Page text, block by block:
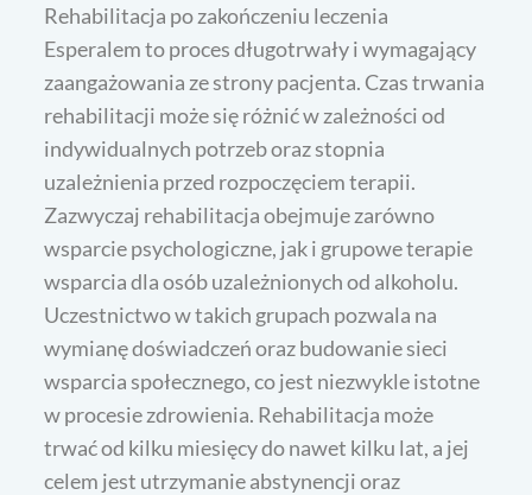
Rehabilitacja po zakończeniu leczenia
Esperalem to proces długotrwały i wymagający
zaangażowania ze strony pacjenta. Czas trwania
rehabilitacji może się różnić w zależności od
indywidualnych potrzeb oraz stopnia
uzależnienia przed rozpoczęciem terapii.
Zazwyczaj rehabilitacja obejmuje zarówno
wsparcie psychologiczne, jak i grupowe terapie
wsparcia dla osób uzależnionych od alkoholu.
Uczestnictwo w takich grupach pozwala na
wymianę doświadczeń oraz budowanie sieci
wsparcia społecznego, co jest niezwykle istotne
w procesie zdrowienia. Rehabilitacja może
trwać od kilku miesięcy do nawet kilku lat, a jej
celem jest utrzymanie abstynencji oraz